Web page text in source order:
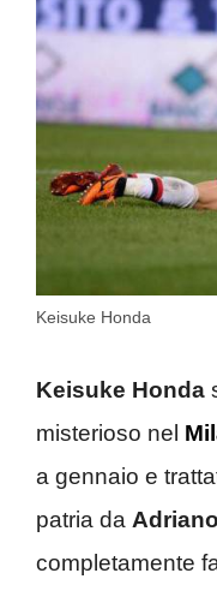
Keisuke Honda
Keisuke Honda
misterioso nel
a gennaio e
patria da
completamente